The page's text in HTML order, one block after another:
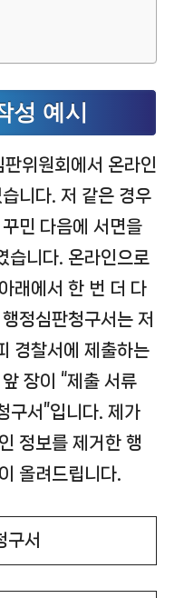
성 예시
위원회에서 온라인
니다. 저 같은 경우
민 다음에 서면을
습니다. 온라인으로
래에서 한 번 더 다
정심판청구서는 저
경찰서에 제출하는
장이 “제출 서류
구서”입니다. 제가
정보를 제거한 행
올려드립니다.
구서